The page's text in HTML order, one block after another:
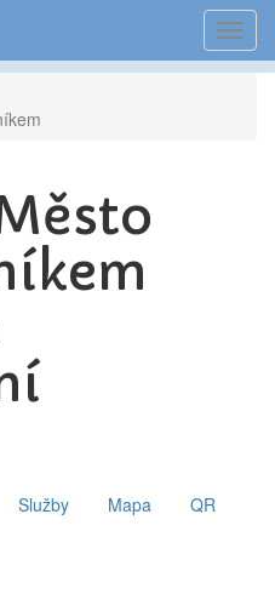
Služby Mapa QR